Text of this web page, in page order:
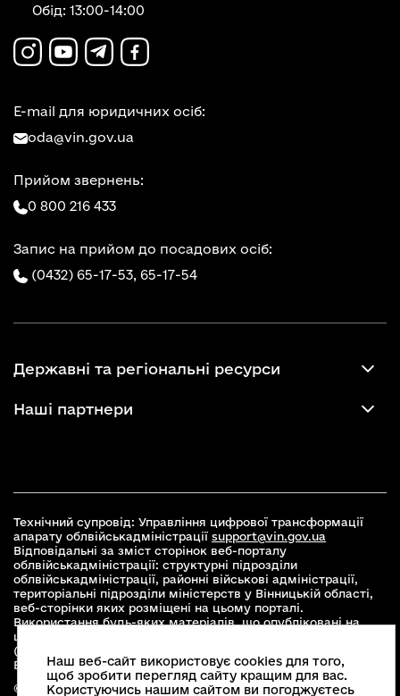
Обід: 13:00-14:00
E-mail для юридичних осіб:
oda@vin.gov.ua
Прийом звернень:
0 800 216 433
Запис на прийом до посадових осіб:
(0432) 65-17-53, 65-17-54
Державні та регіональні ресурси
Наші партнери
Технічний супровід: Управління цифрової трансформації
апарату облвійськадміністрації support@vin.gov.ua
Відповідальні за зміст сторінок веб-порталу
облвійськадміністрації: структурні підрозділи
облвійськадміністрації, районні військові адміністрації,
територіальні підрозділи міністерств у Вінницькій області,
веб-сторінки яких розміщені на цьому порталі.
Використання будь-яких матеріалів, що опубліковані на
цьому сайті, дозволяється при умові зазначення посилання
(для інтернет-видань - гіперпосилання) на офіційний сайт
Вінницької облвійськадміністраціїwww.vin.gov.ua.
© 2026 Весь контент доступний за ліцензією Creative
Наш веб-сайт використовує cookies для того,
щоб зробити перегляд сайту кращим для вас.
Користуючись нашим сайтом ви погоджуєтесь